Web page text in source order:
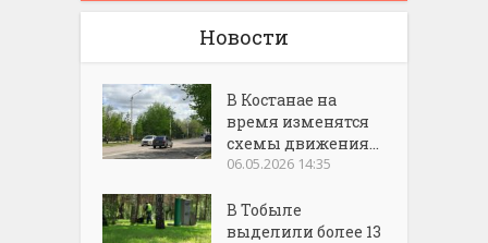
Новости
В Костанае на
время изменятся
схемы движения...
06.05.2026 14:35
В Тобыле
выделили более 13